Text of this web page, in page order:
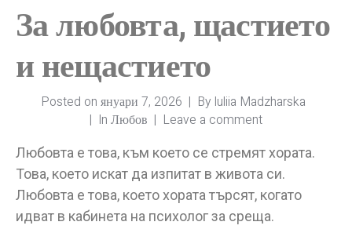
За любовта, щастието
и нещастието
Posted on януари 7, 2026 By Iuliia Madzharska
In Любов Leave a comment
Любовта е това, към което се стремят хората.
Това, което искат да изпитат в живота си.
Любовта е това, което хората търсят, когато
идват в кабинета на психолог за среща.